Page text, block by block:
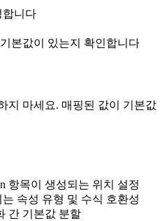
합니다
본값이 있는지 확인합니다
지 마세요. 매핑된 값이 기본값
항목이 생성되는 위치 설정
는 속성 유형 및 수식 호환성
간 기본값 분할